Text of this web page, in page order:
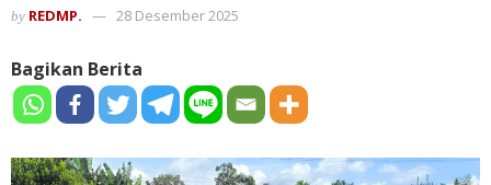
by REDMP. 28 Desember 2025
Bagikan Berita